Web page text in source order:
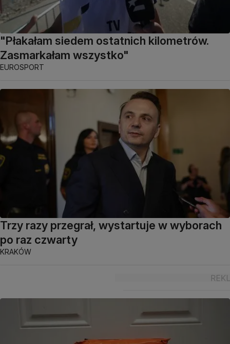
"Płakałam siedem ostatnich kilometrów.
Zasmarkałam wszystko"
EUROSPORT
Trzy razy przegrał, wystartuje w wyborach
po raz czwarty
KRAKÓW